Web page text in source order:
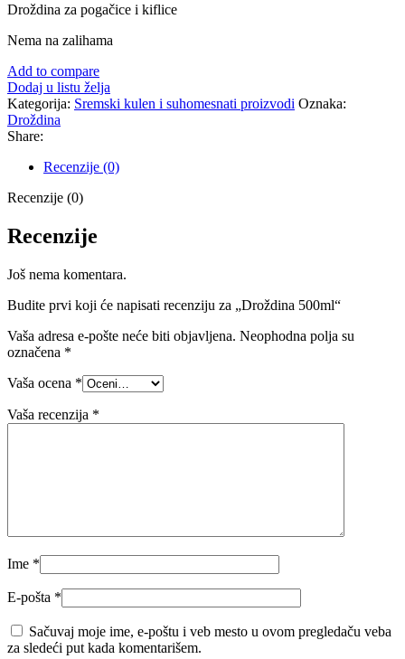
Droždina za pogačice i kiflice
Nema na zalihama
Add to compare
Dodaj u listu želja
Kategorija: Sremski kulen i suhomesnati proizvodi Oznaka:
Droždina
Share:
Recenzije (0)
Recenzije (0)
Recenzije
Još nema komentara.
Budite prvi koji će napisati recenziju za „Droždina 500ml“
Vaša adresa e-pošte neće biti objavljena. Neophodna polja su
označena *
Vaša ocena *
Vaša recenzija *
Ime *
E-pošta *
Sačuvaj moje ime, e-poštu i veb mesto u ovom pregledaču veba
za sledeći put kada komentarišem.